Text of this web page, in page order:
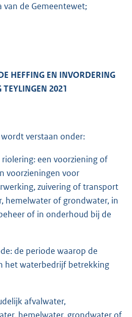
de Gemeentewet;
HEFFING EN INVORDERING
2021
verstaan onder:
een voorziening of
voorzieningen voor
zuivering of transport
hemelwater of grondwater, in
of in onderhoud bij de
de periode waarop de
het waterbedrijf betrekking
afvalwater,